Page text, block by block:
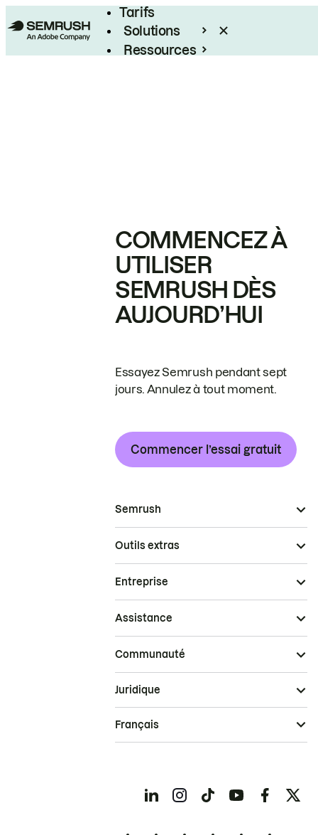
Tarifs
Solutions
Ressources
COMMENCEZ À
UTILISER
SEMRUSH DÈS
AUJOURD’HUI
Essayez Semrush pendant sept
jours. Annulez à tout moment.
Commencer l’essai gratuit
Semrush
Outils extras
Entreprise
Assistance
Communauté
Juridique
Français